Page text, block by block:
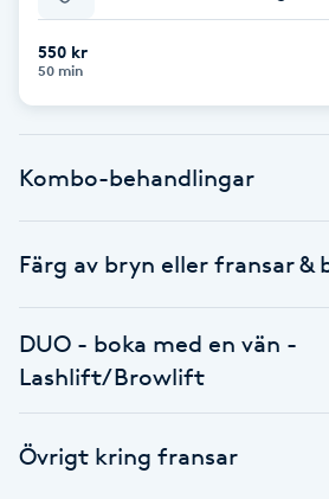
Babylights
Balayage
Bambumassage
Barnklippning
BIAB
Blowout
550 kr
50 min
Kombo-behandlingar
Färg av bryn eller fransar &
DUO - boka med en vän -
Lashlift/Browlift
Övrigt kring fransar